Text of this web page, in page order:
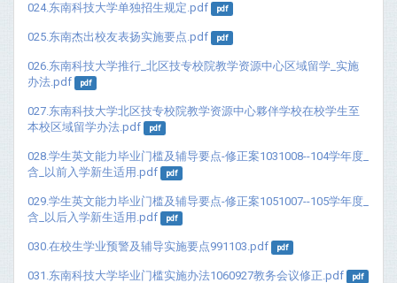
024.东南科技大学单独招生规定.pdf pdf
025.东南杰出校友表扬实施要点.pdf pdf
026.东南科技大学推行_北区技专校院教学资源中心区域留学_实施
办法.pdf
pdf
027.东南科技大学北区技专校院教学资源中心夥伴学校在校学生至
本校区域留学办法.pdf
pdf
028.学生英文能力毕业门槛及辅导要点-修正案1031008--104学年度_
含_以前入学新生适用.pdf
pdf
029.学生英文能力毕业门槛及辅导要点-修正案1051007--105学年度_
含_以后入学新生适用.pdf
pdf
030.在校生学业预警及辅导实施要点991103.pdf pdf
031.东南科技大学毕业门槛实施办法1060927教务会议修正.pdf pdf